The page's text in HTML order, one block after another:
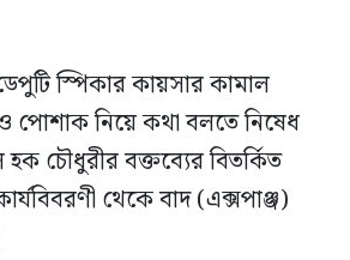
ডেপুটি স্পিকার কায়সার কামাল
ও পোশাক নিয়ে কথা বলতে নিষেধ
চৌধুরীর বক্তব্যের বিতর্কিত
থেকে বাদ (এক্সপাঞ্জ)